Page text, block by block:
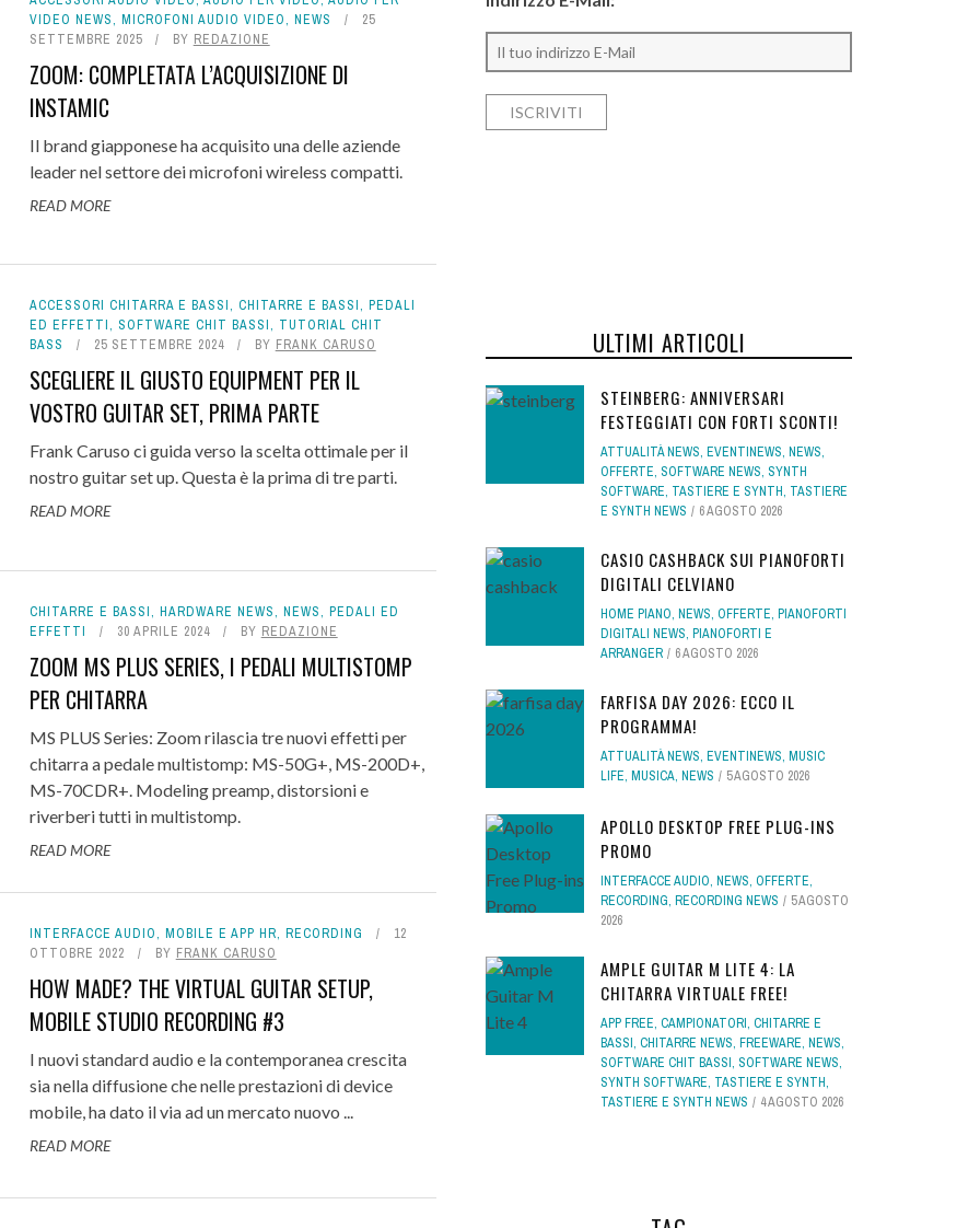
VIDEO NEWS, MICROFONI AUDIO VIDEO, NEWS
25
SETTEMBRE 2025
BY REDAZIONE
ZOOM: COMPLETATA L’ACQUISIZIONE DI
INSTAMIC
Il brand giapponese ha acquisito una delle aziende
leader nel settore dei microfoni wireless compatti.
READ MORE
ACCESSORI CHITARRA E BASSI, CHITARRE E BASSI, PEDALI
ED EFFETTI, SOFTWARE CHIT BASSI, TUTORIAL CHIT
BASS
25 SETTEMBRE 2024 BY FRANK CARUSO
SCEGLIERE IL GIUSTO EQUIPMENT PER IL
VOSTRO GUITAR SET, PRIMA PARTE
Frank Caruso ci guida verso la scelta ottimale per il
nostro guitar set up. Questa è la prima di tre parti.
READ MORE
CHITARRE E BASSI, HARDWARE NEWS, NEWS, PEDALI ED
EFFETTI
30 APRILE 2024 BY REDAZIONE
ZOOM MS PLUS SERIES, I PEDALI MULTISTOMP
PER CHITARRA
MS PLUS Series: Zoom rilascia tre nuovi effetti per
chitarra a pedale multistomp: MS-50G+, MS-200D+,
MS-70CDR+. Modeling preamp, distorsioni e
riverberi tutti in multistomp.
READ MORE
INTERFACCE AUDIO, MOBILE E APP HR, RECORDING
12
OTTOBRE 2022
BY FRANK CARUSO
HOW MADE? THE VIRTUAL GUITAR SETUP,
MOBILE STUDIO RECORDING #3
I nuovi standard audio e la contemporanea crescita
sia nella diffusione che nelle prestazioni di device
mobile, ha dato il via ad un mercato nuovo ...
READ MORE
ULTIMI ARTICOLI
STEINBERG: ANNIVERSARI
FESTEGGIATI CON FORTI SCONTI!
ATTUALITÀ NEWS, EVENTINEWS, NEWS,
OFFERTE, SOFTWARE NEWS, SYNTH
SOFTWARE, TASTIERE E SYNTH, TASTIERE
E SYNTH NEWS
6 AGOSTO 2026
CASIO CASHBACK SUI PIANOFORTI
DIGITALI CELVIANO
HOME PIANO, NEWS, OFFERTE, PIANOFORTI
DIGITALI NEWS, PIANOFORTI E
ARRANGER
6 AGOSTO 2026
FARFISA DAY 2026: ECCO IL
PROGRAMMA!
ATTUALITÀ NEWS, EVENTINEWS, MUSIC
LIFE, MUSICA, NEWS 5 AGOSTO 2026
APOLLO DESKTOP FREE PLUG-INS
PROMO
INTERFACCE AUDIO, NEWS, OFFERTE,
RECORDING, RECORDING NEWS
5 AGOSTO
2026
AMPLE GUITAR M LITE 4: LA
CHITARRA VIRTUALE FREE!
APP FREE, CAMPIONATORI, CHITARRE E
BASSI, CHITARRE NEWS, FREEWARE, NEWS,
SOFTWARE CHIT BASSI, SOFTWARE NEWS,
SYNTH SOFTWARE, TASTIERE E SYNTH,
TASTIERE E SYNTH NEWS
4 AGOSTO 2026